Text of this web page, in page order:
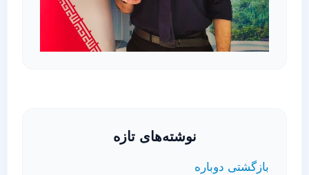
نوشته‌های تازه
بازگشتی دوباره